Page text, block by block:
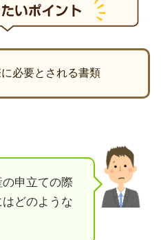
必要とされる書類
申立ての際
どのような